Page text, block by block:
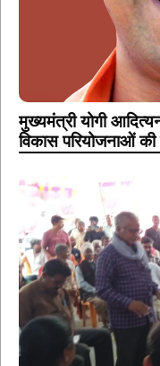
मुख्यमंत्री योगी
विकास परियोजनाओं की